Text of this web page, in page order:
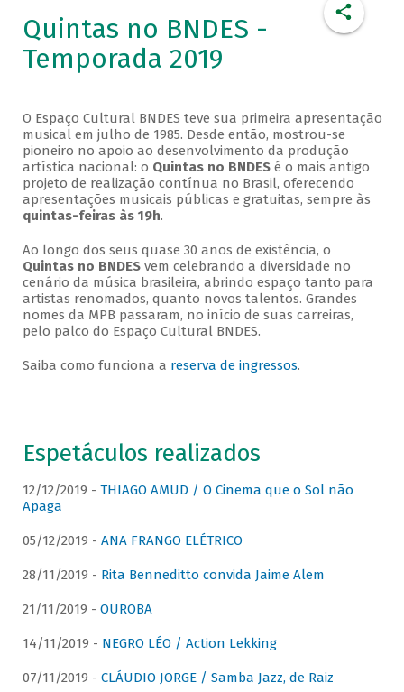
Quintas no BNDES -
Temporada 2019
O Espaço Cultural BNDES teve sua primeira apresentação
musical em julho de 1985. Desde então, mostrou-se
pioneiro no apoio ao desenvolvimento da produção
artística nacional: o Quintas no BNDESé o mais antigo
projeto de realização contínua no Brasil, oferecendo
apresentações musicais públicas e gratuitas, sempre às
quintas-feiras às 19h.
Ao longo dos seus quase 30 anos de existência, o
Quintas no BNDESvem celebrando a diversidade no
cenário da música brasileira, abrindo espaço tanto para
artistas renomados, quanto novos talentos. Grandes
nomes da MPB passaram, no início de suas carreiras,
pelo palco do Espaço Cultural BNDES.
Saiba como funciona a reserva de ingressos.
Espetáculos realizados
12/12/2019 - THIAGO AMUD / O Cinema que o Sol não
Apaga
05/12/2019 - ANA FRANGO ELÉTRICO
28/11/2019 - Rita Benneditto convida Jaime Alem
21/11/2019 - OUROBA
14/11/2019 - NEGRO LÉO / Action Lekking
07/11/2019 - CLÁUDIO JORGE / Samba Jazz, de Raiz